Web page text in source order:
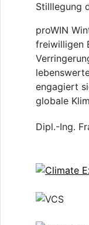
Stilllegung
proWIN
freiwilligen
engagiert
globale
Dipl.-Ing.